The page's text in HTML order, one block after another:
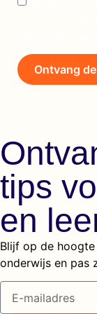
Ontvang
tips
en
Blijf op de
onderwijs en pas